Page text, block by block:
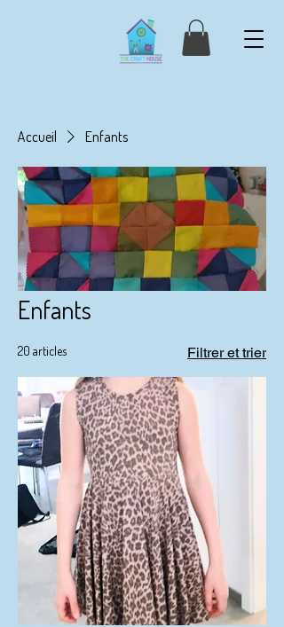
Accueil Enfants
Enfants
20 articles Filtrer et trier